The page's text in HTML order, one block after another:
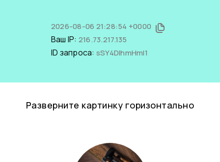
2026-08-06 21:28:54 +0000
Ваш IP: 216.73.217.135
ID запроса: sSY4DIhmHmI1
Разверните картинку горизонтально